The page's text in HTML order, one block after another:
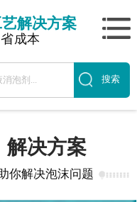
解决方案
成本
解决方案
你解决泡沫问题